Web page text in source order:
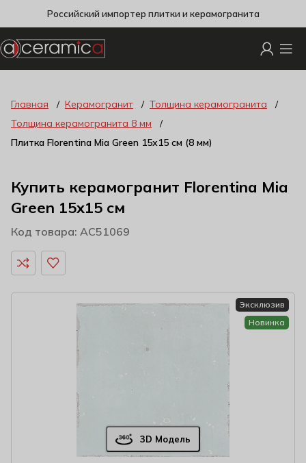
Российский импортер плитки и керамогранита
Главная Керамогранит
Толщина керамогранита
Толщина керамогранита 8 мм
Плитка Florentina Mia Green 15х15 см (8 мм)
Купить керамогранит Florentina Mia
Green 15х15 см
Код товара: AC51069
3D Модель
Эксклюзив
Новинка